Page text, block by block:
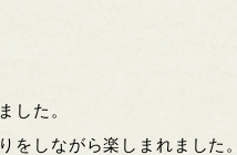
した。
をしながら楽しまれました。